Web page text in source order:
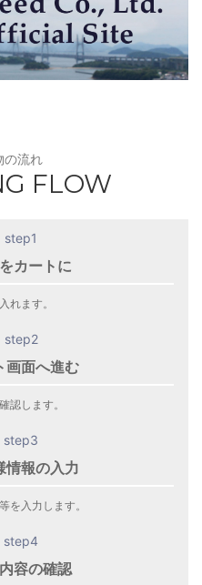
の流れ
FLOW
step1
カートに
れます。
step2
画面へ進む
認します。
step3
情報の入力
を入力します。
step4
容の確認